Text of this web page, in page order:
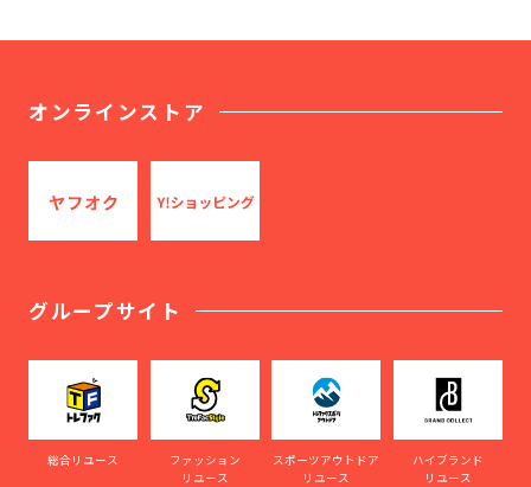
オンラインストア
グループサイト
総合リユース
ファッション
リユース
スポーツアウトドア
リユース
ハイブランド
リユース